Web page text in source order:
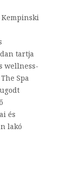
Kempinski
tartja
wellness-
Spa
és
lakó